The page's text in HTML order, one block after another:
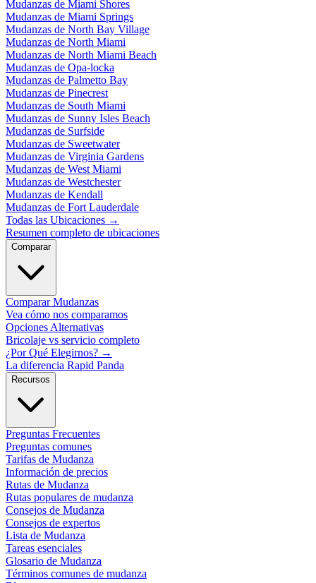
Mudanzas de Miami Shores
Mudanzas de Miami Springs
Mudanzas de North Bay Village
Mudanzas de North Miami
Mudanzas de North Miami Beach
Mudanzas de Opa-locka
Mudanzas de Palmetto Bay
Mudanzas de Pinecrest
Mudanzas de South Miami
Mudanzas de Sunny Isles Beach
Mudanzas de Surfside
Mudanzas de Sweetwater
Mudanzas de Virginia Gardens
Mudanzas de West Miami
Mudanzas de Westchester
Mudanzas de Kendall
Mudanzas de Fort Lauderdale
Todas las Ubicaciones →
Resumen completo de ubicaciones
Comparar
Comparar Mudanzas
Vea cómo nos comparamos
Opciones Alternativas
Bricolaje vs servicio completo
¿Por Qué Elegirnos? →
La diferencia Rapid Panda
Recursos
Preguntas Frecuentes
Preguntas comunes
Tarifas de Mudanza
Información de precios
Rutas de Mudanza
Rutas populares de mudanza
Consejos de Mudanza
Consejos de expertos
Lista de Mudanza
Tareas esenciales
Glosario de Mudanza
Términos comunes de mudanza